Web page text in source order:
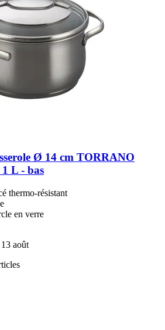
Ø 14 cm TORRANO
L -​ bas
thermo-résistant
en verre
août